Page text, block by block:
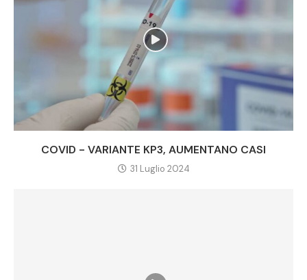
COVID - VARIANTE KP3, AUMENTANO CASI
31 Luglio 2024